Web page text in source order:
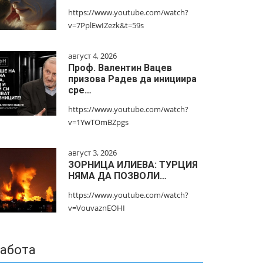
https://www.youtube.com/watch?
v=7PplEwIZezk&t=59s
август 4, 2026
Проф. Валентин Вацев
призова Радев да инициира
сре…
https://www.youtube.com/watch?
v=1YwTOmBZpgs
август 3, 2026
ЗОРНИЦА ИЛИЕВА: ТУРЦИЯ
НЯМА ДА ПОЗВОЛИ…
https://www.youtube.com/watch?
v=VouvaznEOHI